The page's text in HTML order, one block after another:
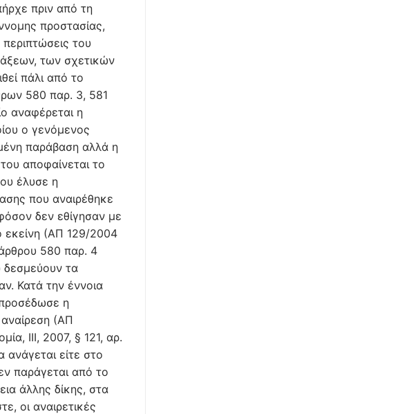
πριν από τη
προστασίας,
του
των σχετικών
πάλι από το
580 παρ. 3, 581
αναφέρεται η
ο γενόμενος
παράβαση αλλά η
αποφαίνεται το
έλυσε η
που αναιρέθηκε
δεν εθίγησαν με
εκείνη (ΑΠ 129/2004
580 παρ. 4
δεσμεύουν τα
Κατά την έννοια
η
(ΑΠ
ΙΙΙ, 2007, § 121, αρ.
είτε στο
παράγεται από το
άλλης δίκης, στα
οι αναιρετικές